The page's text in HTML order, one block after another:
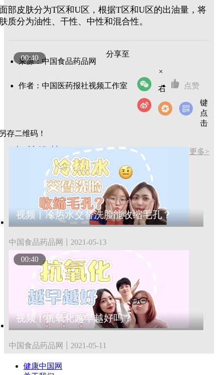
部皮肤分为T区和U区，根据T区和U区的出油量，将
质分为油性、干性、中性和混合性。
来源：中国食品药品网
作者：中国医药报社视频工作室 点赞
分享至
×
右
键
点
击
存二维码！
更多>
00:40
视频丨冷热水交替洗脸能收缩毛孔？
中国食品药品网 2021-05-13
00:40
视频丨抗氧化越早越好吗？
中国食品药品网 2021-05-11
健康中国网